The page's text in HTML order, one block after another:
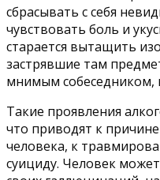
сбрасывать с себя
чувствовать боль и
старается вытащить
застрявшие там
мнимым собеседником,
Такие проявления
что приводят к
человека, к
суициду. Человек